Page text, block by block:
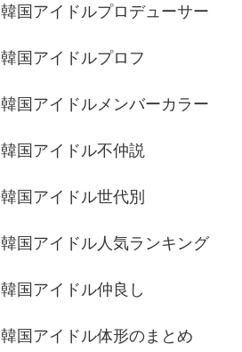
韓国アイドルプロデューサー
韓国アイドルプロフ
韓国アイドルメンバーカラー
韓国アイドル不仲説
韓国アイドル世代別
韓国アイドル人気ランキング
韓国アイドル仲良し
韓国アイドル体形のまとめ